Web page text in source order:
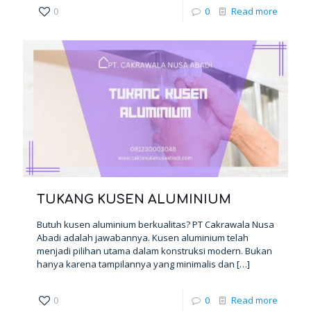
0 0 Read more
TUKANG KUSEN ALUMINIUM
Butuh kusen aluminium berkualitas? PT Cakrawala Nusa
Abadi adalah jawabannya. Kusen aluminium telah
menjadi pilihan utama dalam konstruksi modern. Bukan
hanya karena tampilannya yang minimalis dan […]
0 0 Read more